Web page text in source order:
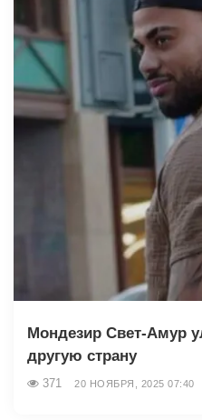
Мондезир Свет-Амур
другую страну
371 20 НОЯБРЯ, 2025 07:40